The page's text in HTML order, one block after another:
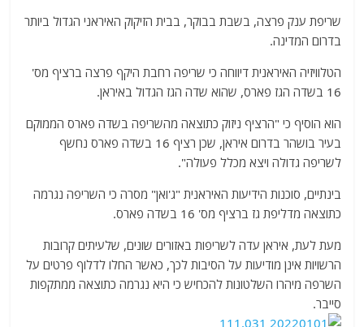
at
s
A
p
p
e
g
ra
m
ai
l
itt
er
c
e
b
o
o
k
שריפת ענק פרצה, בשבת בבוקר, בבית הזיקוק האיראני הגדול ביותר
בדרום המדינה.
הטלוויזיה האיראנית דיווחה כי שריפה רחבת היקף פרצה ברציף מס'
16 בשדה הגז פארס, שהוא שדה הגז הגדול באיראן.
הוא הוסיף כי "הרציף ניזוק כתוצאה מהשריפה בשדה פארס הממוקם
בעיר בושהר בדרום איראן, שכן רציף 16 בשדה פארס נחשף
לשריפה גדולה ויצא מכלל פעולה".
בינתיים, סוכנות הידיעות האיראנית "ג'ואן" מסרה כי השריפה נגרמה
כתוצאה מדליפת גז ברציף מס' 16 בשדה פארס.
מעת לעת, איראן עדה לשריפות באזורים שונים, שלעיתים קרובות
הרשויות אינן מודיעות על הסיבות לכך, כאשר החלו לדלוף פרטים על
השרפה מיהרו השלטונות להכחיש כי היא נגרמה כתוצאה ממתקפות
סייבר.